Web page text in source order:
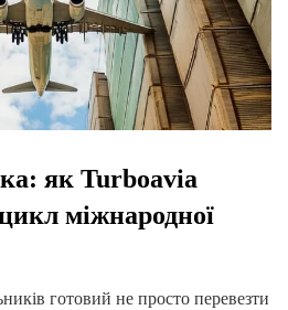
як Turboavia
міжнародної
готовий не просто перевезти